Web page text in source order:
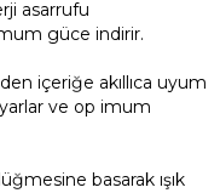
asarrufu
güce indirir.
içeriğe akıllıca uyum
ve op imum
basarak ışık